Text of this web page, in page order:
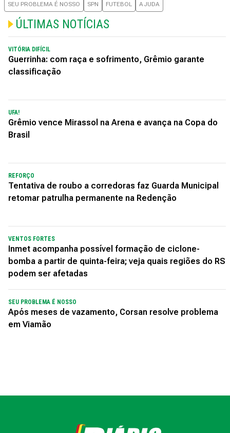
SEU PROBLEMA É NOSSO SPN FUTEBOL AJUDA
ÚLTIMAS NOTÍCIAS
VITÓRIA DIFÍCIL
Guerrinha: com raça e sofrimento, Grêmio garante
classificação
UFA!
Grêmio vence Mirassol na Arena e avança na Copa do
Brasil
REFORÇO
Tentativa de roubo a corredoras faz Guarda Municipal
retomar patrulha permanente na Redenção
VENTOS FORTES
Inmet acompanha possível formação de ciclone-
bomba a partir de quinta-feira; veja quais regiões do RS
podem ser afetadas
SEU PROBLEMA É NOSSO
Após meses de vazamento, Corsan resolve problema
em Viamão